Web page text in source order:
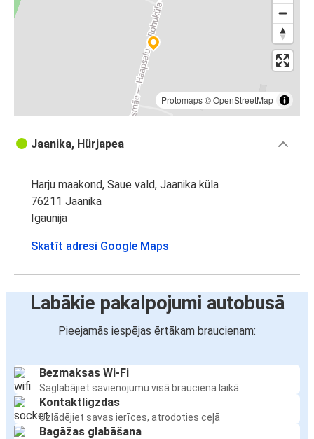
Protomaps©OpenStreetMap
Jaanika, Hürjapea
Harju maakond, Saue vald, Jaanika küla
76211 Jaanika
Igaunija
Skatīt adresi Google Maps
Labākie pakalpojumi autobusā
Pieejamās iespējas ērtākam braucienam:
Bezmaksas Wi-Fi
Saglabājiet savienojumu visā brauciena laikā
Kontaktligzdas
Uzlādējiet savas ierīces, atrodoties ceļā
Bagāžas glabāšana